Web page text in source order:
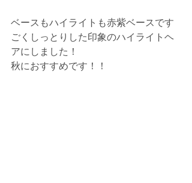
ベースもハイライトも赤紫ベースです
ごくしっとりした印象のハイライトヘ
アにしました！
秋におすすめです！！